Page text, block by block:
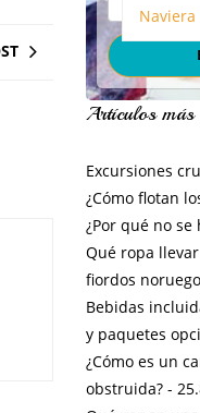
Naviera
Artículos más
Excursiones
¿Cómo flotan
¿Por qué no se
Qué ropa
fiordos
Bebidas
y paquetes
¿Cómo es un
obstruida?-